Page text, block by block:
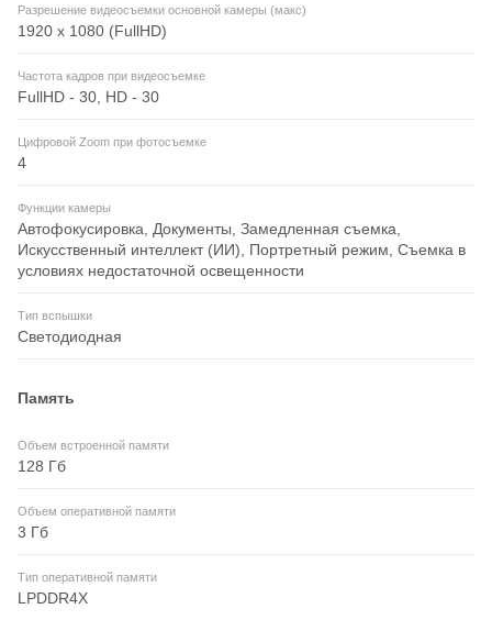
Разрешение видеосъемки основной камеры (макс)
1920 x 1080 (FullHD)
Частота кадров при видеосъемке
FullHD - 30, HD - 30
Цифровой Zoom при фотосъемке
4
Функции камеры
Автофокусировка, Документы, Замедленная съемка,
Искусственный интеллект (ИИ), Портретный режим, Съемка в
условиях недостаточной освещенности
Тип вспышки
Светодиодная
Память
Объем встроенной памяти
128 Гб
Объем оперативной памяти
3 Гб
Тип оперативной памяти
LPDDR4X